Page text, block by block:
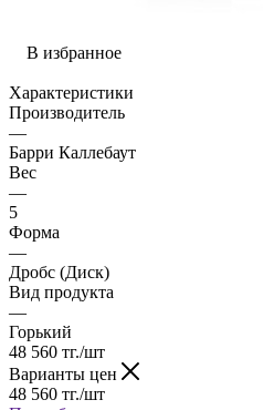
В избранное
Характеристики
Производитель
—
Барри Каллебаут
Вес
—
5
Форма
—
Дробс (Диск)
Вид продукта
—
Горький
48 560 тг./шт
Варианты цен
48 560 тг./шт